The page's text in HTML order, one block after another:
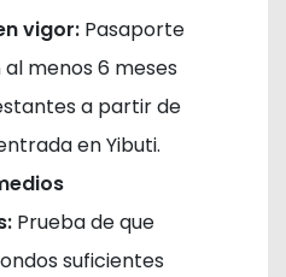
vigor: Pasaporte
menos 6 meses
a partir de
en Yibuti.
Prueba de que
suficientes